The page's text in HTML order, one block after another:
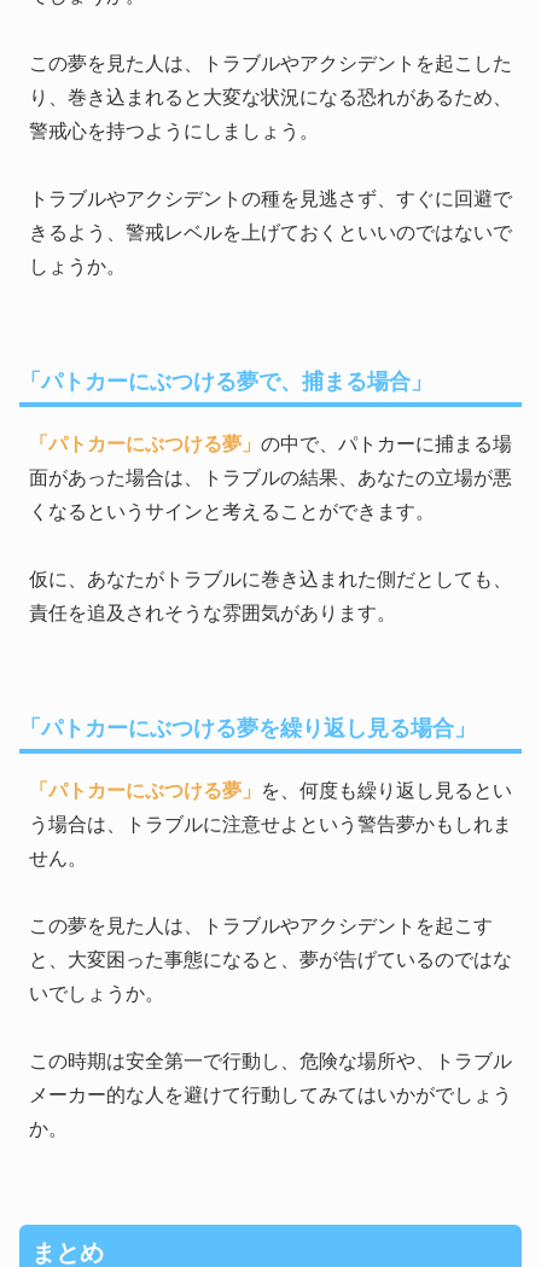
この夢を見た人は、トラブルやアクシデントを起こした
り、巻き込まれると大変な状況になる恐れがあるため、
警戒心を持つようにしましょう。
トラブルやアクシデントの種を見逃さず、すぐに回避で
きるよう、警戒レベルを上げておくといいのではないで
しょうか。
「パトカーにぶつける夢で、捕まる場合」
「パトカーにぶつける夢」 の中で、パトカーに捕まる場
面があった場合は、トラブルの結果、あなたの立場が悪
くなるというサインと考えることができます。
仮に、あなたがトラブルに巻き込まれた側だとしても、
責任を追及されそうな雰囲気があります。
「パトカーにぶつける夢を繰り返し見る場合」
「パトカーにぶつける夢」
を、何度も繰り返し見るとい
う場合は、トラブルに注意せよという警告夢かもしれま
せん。
この夢を見た人は、トラブルやアクシデントを起こす
と、大変困った事態になると、夢が告げているのではな
いでしょうか。
この時期は安全第一で行動し、危険な場所や、トラブル
メーカー的な人を避けて行動してみてはいかがでしょう
か。
まとめ